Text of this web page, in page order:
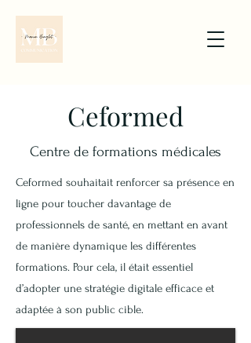
Ceformed
Centre de formations médicales
Ceformed souhaitait renforcer sa présence en
ligne pour toucher davantage de
professionnels de santé, en mettant en avant
de manière dynamique les différentes
formations. Pour cela, il était essentiel
d’adopter une stratégie digitale efficace et
adaptée à son public cible.